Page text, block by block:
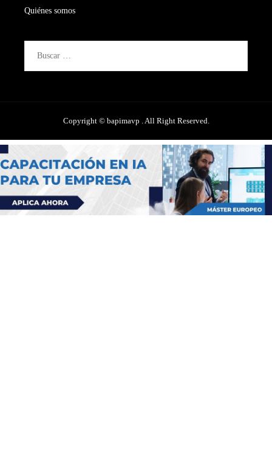
Quiénes somos
Copyright © bapimavp . All Right Reserved.